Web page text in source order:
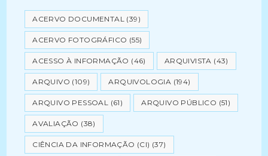
ACERVO DOCUMENTAL (39)
ACERVO FOTOGRÁFICO (55)
ACESSO À INFORMAÇÃO (46) ARQUIVISTA (43)
ARQUIVO (109) ARQUIVOLOGIA (194)
ARQUIVO PESSOAL (61) ARQUIVO PÚBLICO (51)
AVALIAÇÃO (38)
CIÊNCIA DA INFORMAÇÃO (CI) (37)